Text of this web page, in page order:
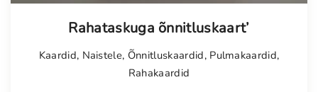
Rahataskuga õnnitluskaart’
Kaardid, Naistele, Õnnitluskaardid, Pulmakaardid,
Rahakaardid